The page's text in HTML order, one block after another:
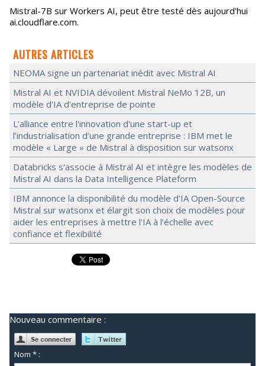
Mistral-7B sur Workers AI, peut être testé dès aujourd'hui
ai.cloudflare.com.
AUTRES ARTICLES
NEOMA signe un partenariat inédit avec Mistral AI
Mistral AI et NVIDIA dévoilent Mistral NeMo 12B, un
modèle d'IA d'entreprise de pointe
L’alliance entre l'innovation d'une start-up et
l’industrialisation d’une grande entreprise : IBM met le
modèle « Large » de Mistral à disposition sur watsonx
Databricks s'associe à Mistral AI et intègre les modèles de
Mistral AI dans la Data Intelligence Plateform
IBM annonce la disponibilité du modèle d'IA Open-Source
Mistral sur watsonx et élargit son choix de modèles pour
aider les entreprises à mettre l'IA à l’échelle avec
confiance et flexibilité
Nouveau commentaire :
Nom * :